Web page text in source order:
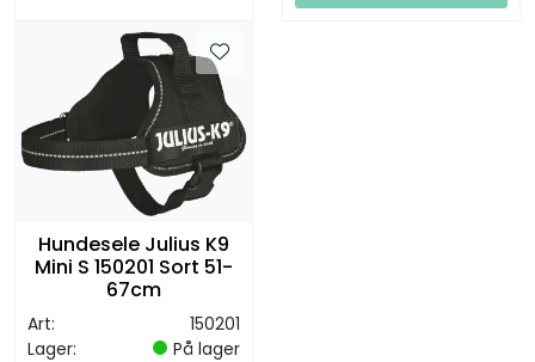
Hundesele Julius K9
Mini S 150201 Sort 51-
67cm
Art:
150201
Lager:
På lager